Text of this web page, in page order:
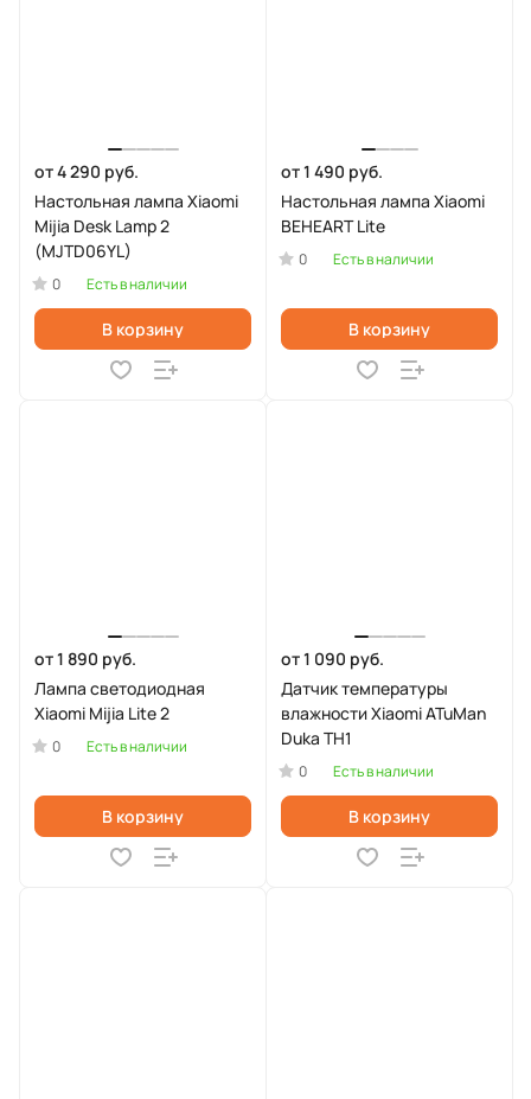
от 4 290 руб.
Настольная лампа Xiaomi
Mijia Desk Lamp 2
(MJTD06YL)
0 Есть в наличии
В корзину
от 1 490 руб.
Настольная лампа Xiaomi
BEHEART Lite
0 Есть в наличии
В корзину
от 1 890 руб.
Лампа светодиодная
Xiaomi Mijia Lite 2
0 Есть в наличии
В корзину
от 1 090 руб.
Датчик температуры
влажности Xiaomi ATuMan
Duka TH1
0 Есть в наличии
В корзину